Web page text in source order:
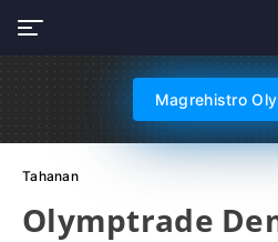
Magrehistro
Tahanan
Olymptrade